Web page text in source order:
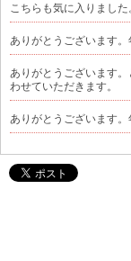
こちらも気に入りました
ありがとうございます。
ありがとうございます
わせていただきます。
ありがとうございます。